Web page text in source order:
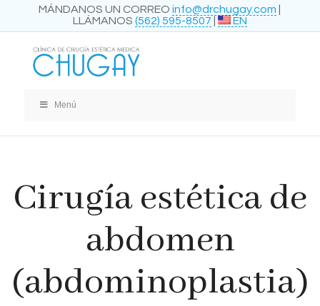
MÁNDANOS UN CORREOinfo@drchugay.com
LLÁMANOS (562) 595-8507 EN
Menú
Cirugía estética de
abdomen
(abdominoplastia)